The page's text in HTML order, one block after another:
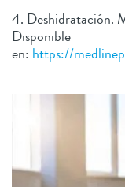
4. Deshidratación.
Disponible
en: https://